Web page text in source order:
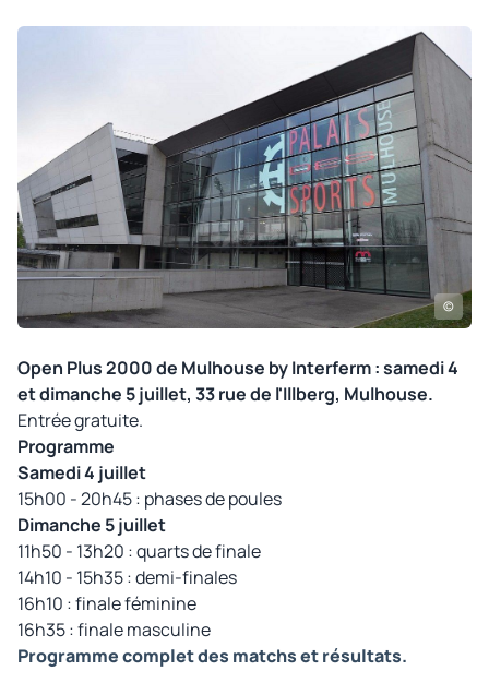
©
Open Plus 2000 de Mulhouse by Interferm : samedi 4
et dimanche 5 juillet, 33 rue de l'Illberg, Mulhouse.
Entrée gratuite.
Programme
Samedi 4 juillet
15h00 - 20h45 : phases de poules
Dimanche 5 juillet
11h50 - 13h20 : quarts de finale
14h10 - 15h35 : demi-finales
16h10 : finale féminine
16h35 : finale masculine
Programme complet des matchs et résultats.